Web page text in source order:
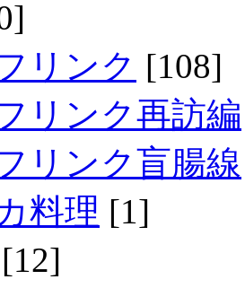
リンク [108]
リンク再訪編
リンク盲腸線
料理 [1]
[12]